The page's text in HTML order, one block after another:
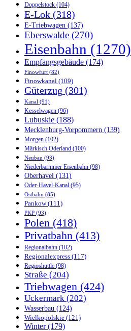
Doppelstock (104)
E-Lok (318)
E-Triebwagen (137)
Eberswalde (270)
Eisenbahn (1270)
Empfangsgebäude (174)
Finowfurt (82)
Finowkanal (109)
Güterzug (301)
Kanal (91)
Kesselwagen (96)
Lubuskie (188)
Mecklenburg-Vorpommern (139)
Morgen (102)
Märkisch Oderland (100)
Neubau (93)
Niederbarnimer Eisenbahn (98)
Oberhavel (131)
Oder-Havel-Kanal (95)
Ostbahn (85)
Pankow(111)
PKP (93)
Polen (418)
Privatbahn (413)
Regionalbahn (102)
Regionalexpress (117)
Regioshuttle (98)
Straße (204)
Triebwagen (424)
Uckermark (202)
Wasserbau (124)
Wielkopolskie (121)
Winter(179)